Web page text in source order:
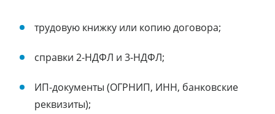
трудовую книжку или копию договора;
справки 2-НДФЛ и 3-НДФЛ;
ИП-документы (ОГРНИП, ИНН, банковские
реквизиты);